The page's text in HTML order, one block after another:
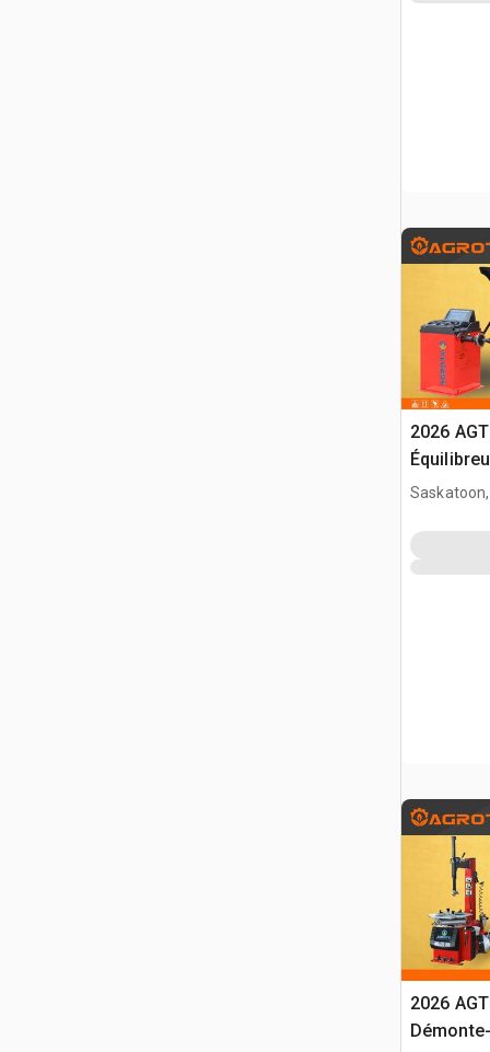
2026
(Unused)
Saskatoon,
2026